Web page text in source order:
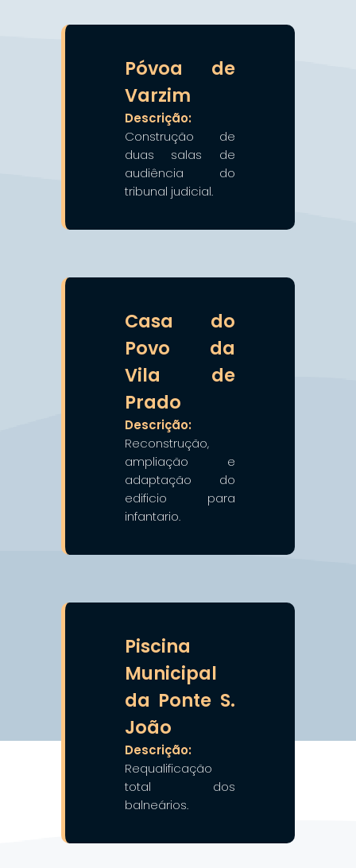
Póvoa de
Varzim
Descrição:
Construção de
duas salas de
audiência do
tribunal judicial.
Casa do
Povo da
Vila de
Prado
Descrição:
Reconstrução,
ampliação e
adaptação do
edificio para
infantario.
Piscina
Municipal
da Ponte S.
João
Descrição:
Requalificação
total dos
balneários.